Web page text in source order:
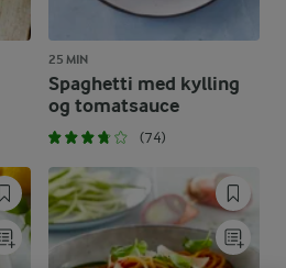
25 MIN
Spaghetti med kylling
og tomatsauce
(74)